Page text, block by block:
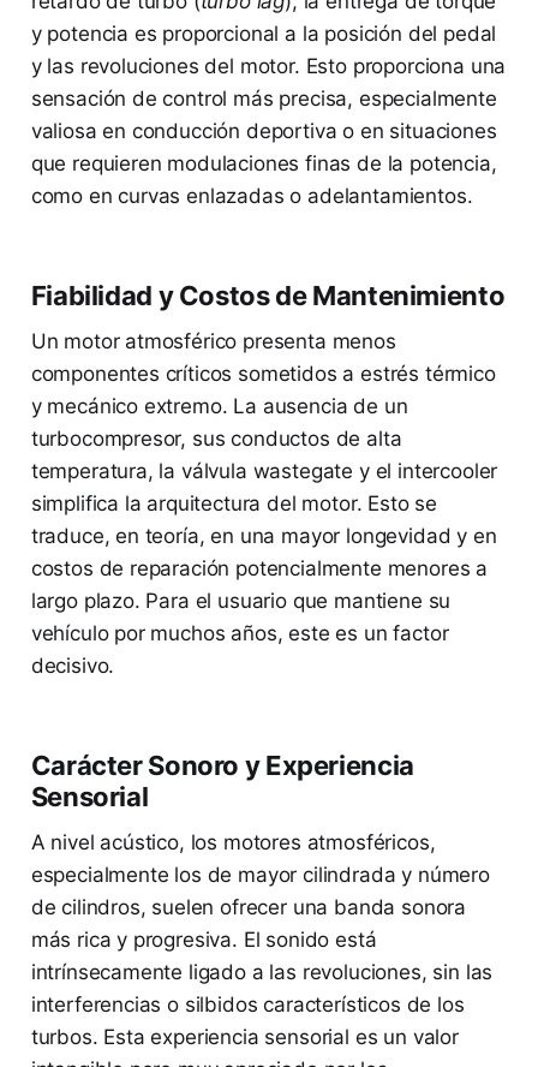
y potencia es proporcional a la posición del pedal
y las revoluciones del motor. Esto proporciona una
sensación de control más precisa, especialmente
valiosa en conducción deportiva o en situaciones
que requieren modulaciones finas de la potencia,
como en curvas enlazadas o adelantamientos.
Fiabilidad y Costos de Mantenimiento
Un motor atmosférico presenta menos
componentes críticos sometidos a estrés térmico
y mecánico extremo. La ausencia de un
turbocompresor, sus conductos de alta
temperatura, la válvula wastegate y el intercooler
simplifica la arquitectura del motor. Esto se
traduce, en teoría, en una mayor longevidad y en
costos de reparación potencialmente menores a
largo plazo. Para el usuario que mantiene su
vehículo por muchos años, este es un factor
decisivo.
Carácter Sonoro y Experiencia
Sensorial
A nivel acústico, los motores atmosféricos,
especialmente los de mayor cilindrada y número
de cilindros, suelen ofrecer una banda sonora
más rica y progresiva. El sonido está
intrínsecamente ligado a las revoluciones, sin las
interferencias o silbidos característicos de los
turbos. Esta experiencia sensorial es un valor